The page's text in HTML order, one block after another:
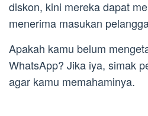
diskon, kini mereka dapat
menerima masukan
Apakah kamu belum
WhatsApp? Jika iya, simak
agar kamu memahaminya.